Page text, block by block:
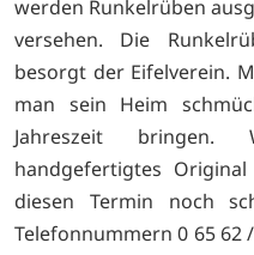
werden Runkelrüben
versehen. Die
besorgt der Eifelverein.
man sein Heim
Jahreszeit
handgefertigtes
diesen Termin noch
Telefonnummern 0 65 62